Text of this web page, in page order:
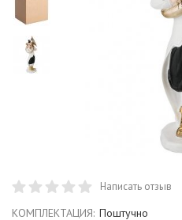
Написать отзыв
КОМПЛЕКТАЦИЯ: Поштучно